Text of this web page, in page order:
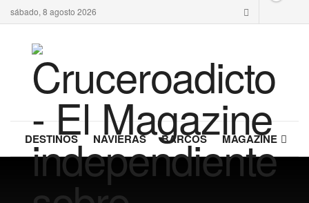
sábado, 8 agosto 2026
DESTINOS NAVIERAS BARCOS MAGAZINE